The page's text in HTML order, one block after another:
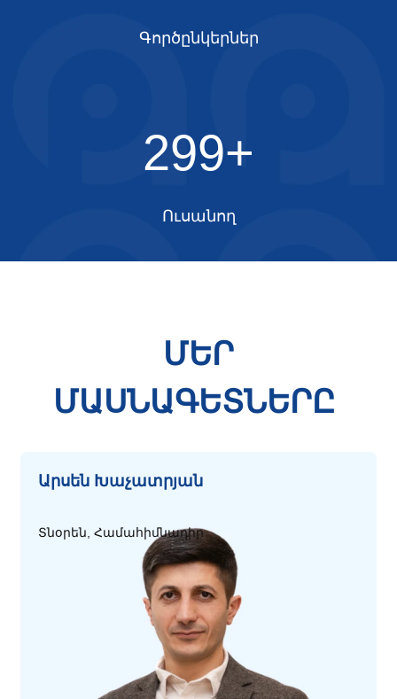
Գործընկերներ
300+
Ուսանող
ՄԵՐ
ՄԱՍՆԱԳԵՏՆԵՐԸ
Արսեն Խաչատրյան
Տնօրեն, Համահիմնադիր